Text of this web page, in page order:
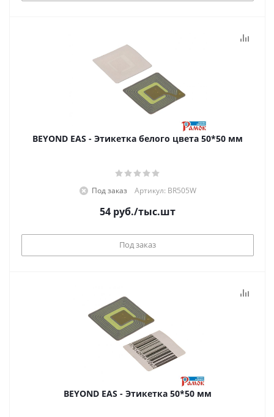
BEYOND EAS - Этикетка белого цвета 50*50 мм
Под заказ Артикул: BR505W
54 руб./тыс.шт
Под заказ
BEYOND EAS - Этикетка 50*50 мм